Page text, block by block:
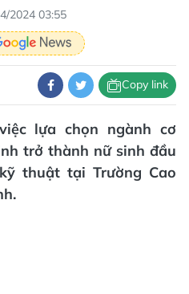
2024 03:55
Copy link
lựa chọn ngành cơ
trở thành nữ sinh đầu
thuật tại Trường Cao